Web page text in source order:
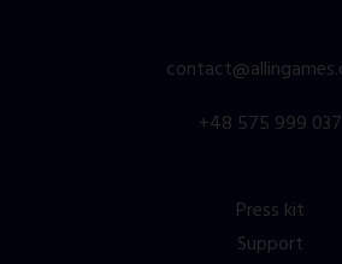
+48 575 999 037
Press kit
Support